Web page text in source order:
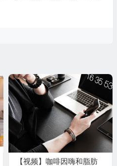
【视频】咖啡因嗨和脂肪